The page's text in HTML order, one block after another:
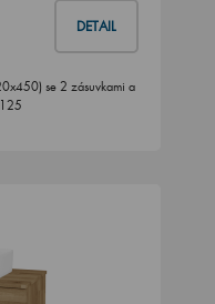
DETAIL
se 2 zásuvkami a